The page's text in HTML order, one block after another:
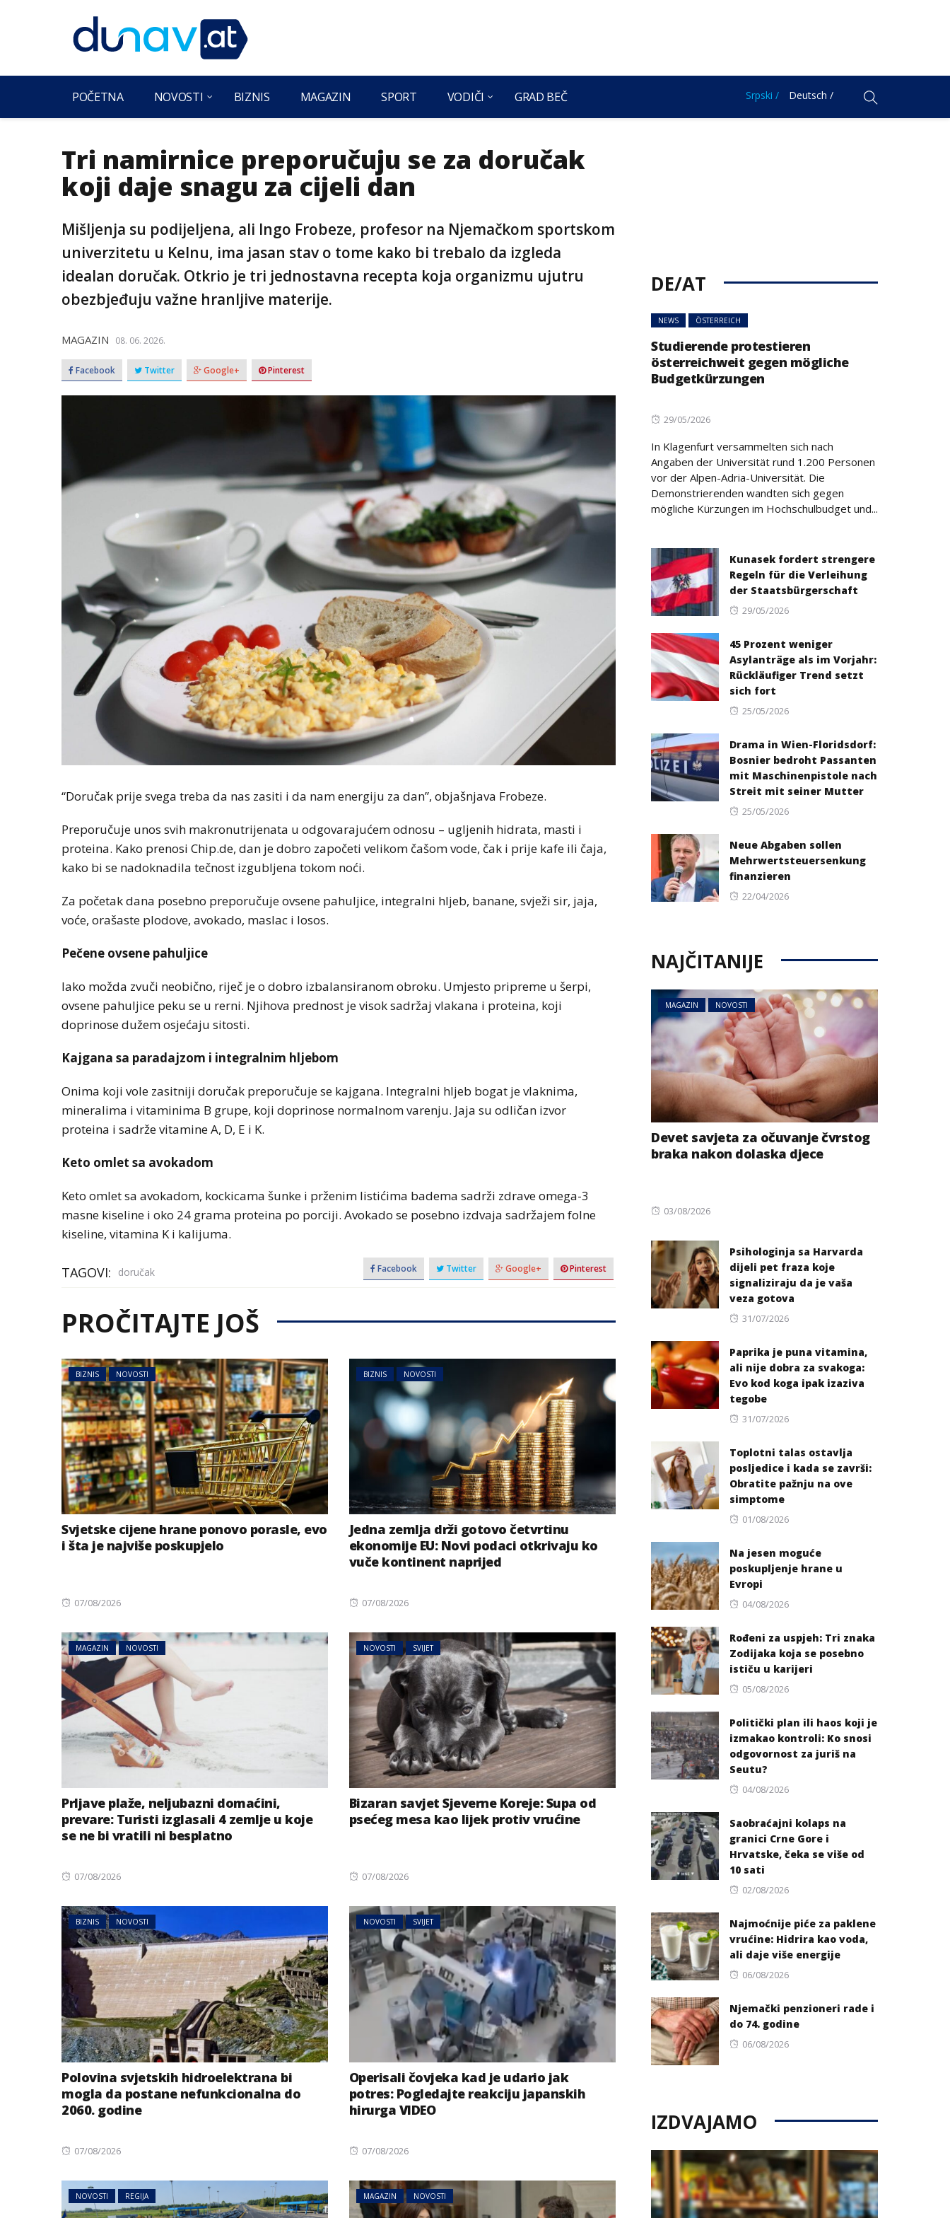
POČETNA NOVOSTI BIZNIS MAGAZIN SPORT VODIČI GRAD BEČ Srpski / Deutsch /
Tri namirnice preporučuju se za doručak
koji daje snagu za cijeli dan
Mišljenja su podijeljena, ali Ingo Frobeze, profesor na Njemačkom sportskom
univerzitetu u Kelnu, ima jasan stav o tome kako bi trebalo da izgleda
idealan doručak. Otkrio je tri jednostavna recepta koja organizmu ujutru
obezbjeđuju važne hranljive materije.
MAGAZIN 08. 06. 2026.
Facebook Twitter Google+ Pinterest
“Doručak prije svega treba da nas zasiti i da nam energiju za dan”, objašnjava Frobeze.
Preporučuje unos svih makronutrijenata u odgovarajućem odnosu – ugljenih hidrata, masti i
proteina. Kako prenosi Chip.de, dan je dobro započeti velikom čašom vode, čak i prije kafe ili čaja,
kako bi se nadoknadila tečnost izgubljena tokom noći.
Za početak dana posebno preporučuje ovsene pahuljice, integralni hljeb, banane, svježi sir, jaja,
voće, orašaste plodove, avokado, maslac i losos.
Pečene ovsene pahuljice
Iako možda zvuči neobično, riječ je o dobro izbalansiranom obroku. Umjesto pripreme u šerpi,
ovsene pahuljice peku se u rerni. Njihova prednost je visok sadržaj vlakana i proteina, koji
doprinose dužem osjećaju sitosti.
Kajgana sa paradajzom i integralnim hljebom
Onima koji vole zasitniji doručak preporučuje se kajgana. Integralni hljeb bogat je vlaknima,
mineralima i vitaminima B grupe, koji doprinose normalnom varenju. Jaja su odličan izvor
proteina i sadrže vitamine A, D, E i K.
Keto omlet sa avokadom
Keto omlet sa avokadom, kockicama šunke i prženim listićima badema sadrži zdrave omega-3
masne kiseline i oko 24 grama proteina po porciji. Avokado se posebno izdvaja sadržajem folne
kiseline, vitamina K i kalijuma.
TAGOVI: doručak Facebook Twitter Google+ Pinterest
PROČITAJTE JOŠ
BIZNIS NOVOSTI
Svjetske cijene hrane ponovo porasle, evo
i šta je najviše poskupjelo
Posted
07/08/2026
BIZNIS NOVOSTI
Jedna zemlja drži gotovo četvrtinu
ekonomije EU: Novi podaci otkrivaju ko
vuče kontinent naprijed
Posted
07/08/2026
MAGAZIN NOVOSTI
Prljave plaže, neljubazni domaćini,
prevare: Turisti izglasali 4 zemlje u koje
se ne bi vratili ni besplatno
Posted
07/08/2026
NOVOSTI SVIJET
Bizaran savjet Sjeverne Koreje: Supa od
psećeg mesa kao lijek protiv vrućine
Posted
07/08/2026
BIZNIS NOVOSTI
Polovina svjetskih hidroelektrana bi
mogla da postane nefunkcionalna do
2060. godine
Posted
07/08/2026
NOVOSTI SVIJET
Operisali čovjeka kad je udario jak
potres: Pogledajte reakciju japanskih
hirurga VIDEO
Posted
07/08/2026
NOVOSTI REGIJA MAGAZIN NOVOSTI
DE/AT
NEWS ÖSTERREICH
Studierende protestieren
österreichweit gegen mögliche
Budgetkürzungen
Posted
29/05/2026
In Klagenfurt versammelten sich nach
Angaben der Universität rund 1.200 Personen
vor der Alpen-Adria-Universität. Die
Demonstrierenden wandten sich gegen
mögliche Kürzungen im Hochschulbudget und...
Kunasek fordert strengere
Regeln für die Verleihung
der Staatsbürgerschaft
Posted
29/05/2026
45 Prozent weniger
Asylanträge als im Vorjahr:
Rückläufiger Trend setzt
sich fort
Posted
25/05/2026
Drama in Wien-Floridsdorf:
Bosnier bedroht Passanten
mit Maschinenpistole nach
Streit mit seiner Mutter
Posted
25/05/2026
Neue Abgaben sollen
Mehrwertsteuersenkung
finanzieren
Posted
22/04/2026
NAJČITANIJE
MAGAZIN NOVOSTI
Devet savjeta za očuvanje čvrstog
braka nakon dolaska djece
Posted
03/08/2026
Psihologinja sa Harvarda
dijeli pet fraza koje
signaliziraju da je vaša
veza gotova
Posted
31/07/2026
Paprika je puna vitamina,
ali nije dobra za svakoga:
Evo kod koga ipak izaziva
tegobe
Posted
31/07/2026
Toplotni talas ostavlja
posljedice i kada se završi:
Obratite pažnju na ove
simptome
Posted
01/08/2026
Na jesen moguće
poskupljenje hrane u
Evropi
Posted
04/08/2026
Rođeni za uspjeh: Tri znaka
Zodijaka koja se posebno
ističu u karijeri
Posted
05/08/2026
Politički plan ili haos koji je
izmakao kontroli: Ko snosi
odgovornost za juriš na
Seutu?
Posted
04/08/2026
Saobraćajni kolaps na
granici Crne Gore i
Hrvatske, čeka se više od
10 sati
Posted
02/08/2026
Najmoćnije piće za paklene
vrućine: Hidrira kao voda,
ali daje više energije
Posted
06/08/2026
Njemački penzioneri rade i
do 74. godine
Posted
06/08/2026
IZDVAJAMO